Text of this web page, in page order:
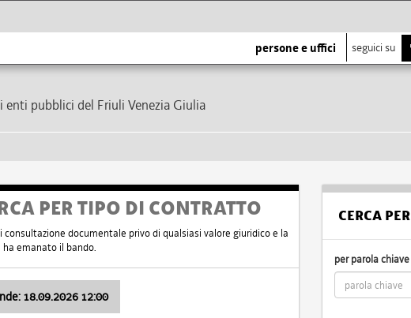
persone e uffici seguici su
pubblici del Friuli Venezia Giulia
PER TIPO DI CONTRATTO
documentale privo di qualsiasi valore giuridico e la
emanato il bando.
18.09.2026 12:00
CERCA PER
per parola chiave